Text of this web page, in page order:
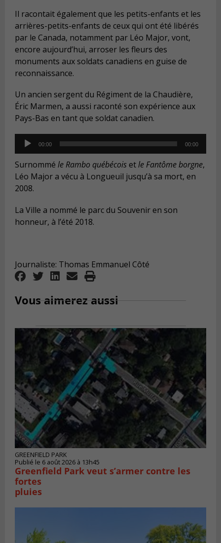
Il racontait également que les petits-enfants et les
arrières-petits-enfants de ceux qui ont été libérés
par le Canada, notamment par Léo Major, vont,
encore aujourd’hui, arroser les fleurs des
monuments aux soldats canadiens en guise de
reconnaissance.
Un ancien sergent du Régiment de la Chaudière,
Éric Marmen, a aussi raconté son expérience aux
Pays-Bas en tant que soldat canadien.
Audio
Player
00:00 00:00
Surnommé le Rambo québécoisetle Fantôme borgne,
Léo Major a vécu à Longueuil jusqu’à sa mort, en
2008.
La Ville a nommé le parc du Souvenir en son
honneur, à l’été 2018.
Journaliste: Thomas Emmanuel Côté
Vous aimerez aussi
GREENFIELD PARK
Publié le 6 août 2026 à 13h45
Greenfield Park veut s’armer contre les
fortes
pluies